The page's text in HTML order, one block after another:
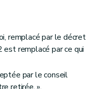
remplacé par le décret
remplacé par ce qui
par le conseil